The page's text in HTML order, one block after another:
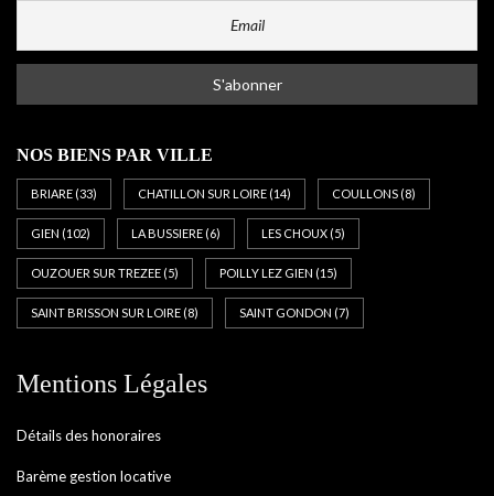
NOS BIENS PAR VILLE
BRIARE (33) CHATILLON SUR LOIRE (14) COULLONS (8)
GIEN (102) LA BUSSIERE (6) LES CHOUX (5)
OUZOUER SUR TREZEE (5) POILLY LEZ GIEN (15)
SAINT BRISSON SUR LOIRE (8) SAINT GONDON (7)
Mentions Légales
Détails des honoraires
Barème gestion locative